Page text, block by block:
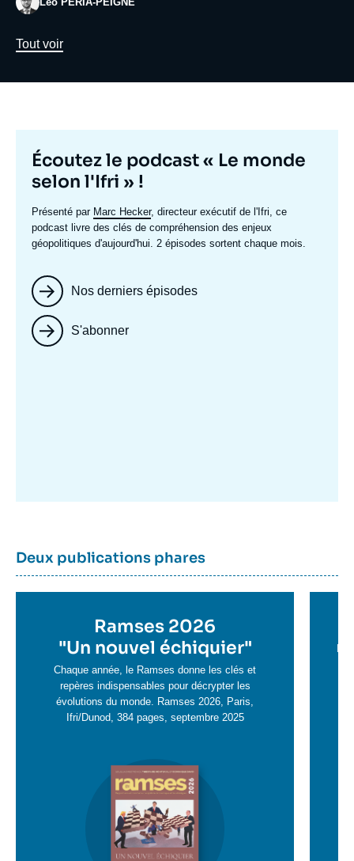
Lien
Tout voir
Titre
mis
en
avant
Écoutez le podcast « Le monde
selon l'Ifri » !
Texte
accroche
Présenté par Marc Hecker, directeur exécutif de l'Ifri, ce
podcast livre des clés de compréhension des enjeux
géopolitiques d'aujourd'hui. 2 épisodes sortent chaque mois.
Nos derniers épisodes
S'abonner
Dernière
parutions
Titre
container
Deux publications phares
en
savoir
plus
Ramses 2026
"Un nouvel échiquier"
Chaque année, le Ramses donne les clés et
repères indispensables pour décrypter les
évolutions du monde. Ramses 2026, Paris,
Ifri/Dunod, 384 pages, septembre 2025